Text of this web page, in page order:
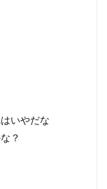
いやだな
？